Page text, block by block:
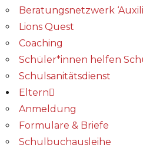
Beratungsnetzwerk
Lions Quest
Coaching
Schüler*innen helfen
Schulsanitätsdienst
Eltern
Anmeldung
Formulare & Briefe
Schulbuchausleihe